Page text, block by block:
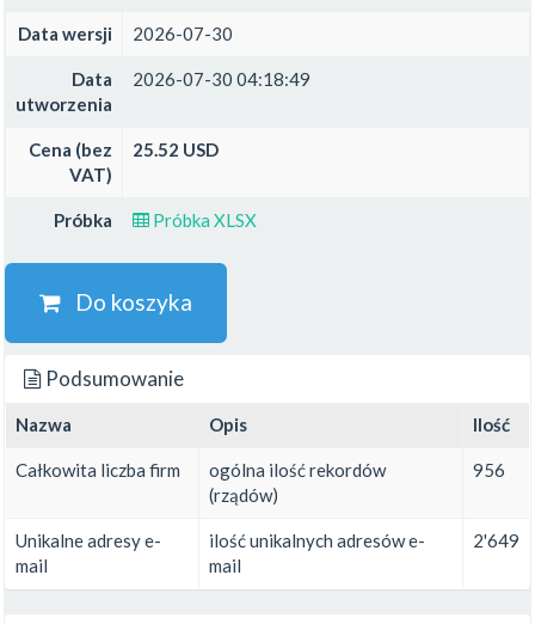
Data wersji 2026-07-30
Data
utworzenia
2026-07-30 04:18:49
Cena (bez
VAT)
25.52 USD
Próbka Próbka XLSX
Do koszyka
Podsumowanie
Nazwa Opis Ilość
Całkowita liczba firm
ogólna ilość rekordów
(rządów)
956
Unikalne adresy e-
mail
ilość unikalnych adresów e-
mail
2'649